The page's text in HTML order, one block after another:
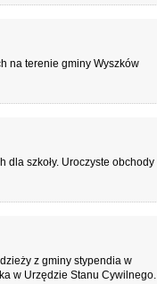
na terenie gminy Wyszków
dla szkoły. Uroczyste obchody
z gminy stypendia w
w Urzędzie Stanu Cywilnego.